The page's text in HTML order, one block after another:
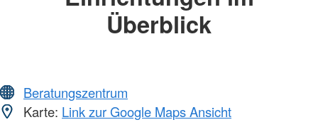
Überblick
Beratungszentrum
Karte: Link zur Google Maps Ansicht